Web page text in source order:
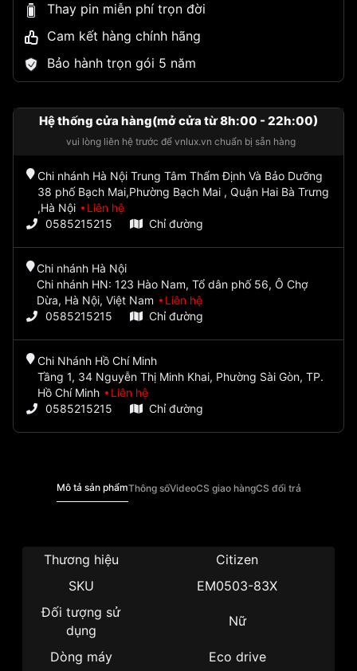
Thay pin miễn phí trọn đời
Cam kết hàng chính hãng
Bảo hành trọn gói 5 năm
Hệ thống cửa hàng(mở cửa từ 8h:00 - 22h:00)
vui lòng liên hệ trước để vnlux.vn chuẩn bị sẵn hàng
Chi nhánh Hà Nội Trung Tâm Thẩm Định Và Bảo Dưỡng
38 phố Bạch Mai,Phường Bạch Mai , Quận Hai Bà Trưng
,Hà Nội
Liên hệ
0585215215
Chỉ đường
Chi nhánh Hà Nội
Chi nhánh HN: 123 Hào Nam, Tổ dân phố 56, Ô Chợ
Dừa, Hà Nội, Việt Nam
Liên hệ
0585215215
Chỉ đường
Chi Nhánh Hồ Chí Minh
Tầng 1, 34 Nguyễn Thị Minh Khai, Phường Sài Gòn, TP.
Hồ Chí Minh
Liên hệ
0585215215
Chỉ đường
Mô tả sản phẩmThông sốVideoCS giao hàngCS đổi trả
Thương hiệu
Citizen
SKU
EM0503-83X
Đối tượng sử
dụng
Nữ
Dòng máy Eco drive